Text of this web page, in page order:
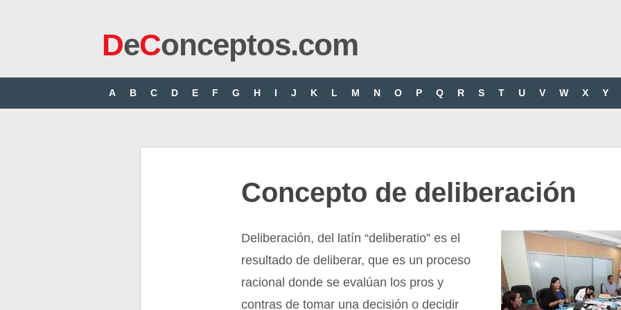
DeConceptos.com
A B C D E F G H I J K L M N O P Q R S T U V W X Y
Concepto de deliberación
Deliberación, del latín “deliberatio” es el
resultado de deliberar, que es un proceso
racional donde se evalúan los pros y
contras de tomar una decisión o decidir